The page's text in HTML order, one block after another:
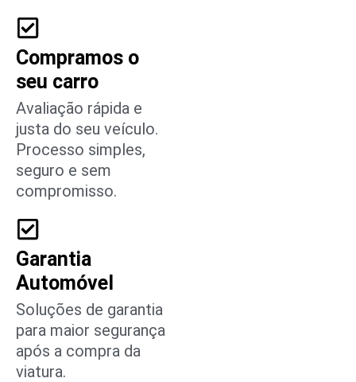
Compramos o
seu carro
Avaliação rápida e
justa do seu veículo.
Processo simples,
seguro e sem
compromisso.
Garantia
Automóvel
Soluções de garantia
para maior segurança
após a compra da
viatura.